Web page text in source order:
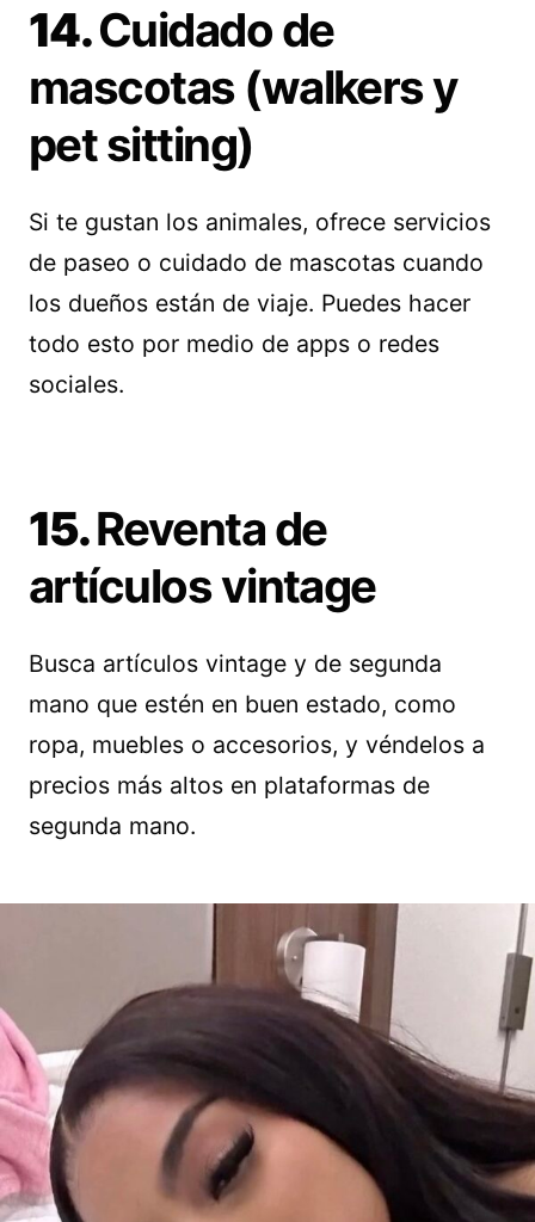
14.Cuidado de
mascotas (walkers y
pet sitting)
Si te gustan los animales, ofrece servicios
de paseo o cuidado de mascotas cuando
los dueños están de viaje. Puedes hacer
todo esto por medio de apps o redes
sociales.
15.Reventa de
artículos vintage
Busca artículos vintage y de segunda
mano que estén en buen estado, como
ropa, muebles o accesorios, y véndelos a
precios más altos en plataformas de
segunda mano.